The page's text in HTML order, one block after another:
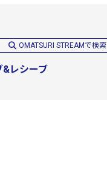
OMATSURI STREAMで検索
&レシーブ